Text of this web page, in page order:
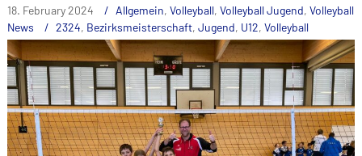
18. February 2024 Allgemein, Volleyball, Volleyball Jugend, Volleyball
News
2324, Bezirksmeisterschaft, Jugend, U12, Volleyball